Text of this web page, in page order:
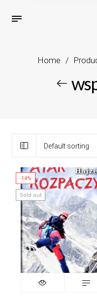
Home /
Default sorting
-14%
Sold out